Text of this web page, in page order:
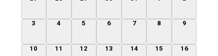
0
3
0
4
0
5
0
6
0
7
0
8
0
9
010
011
012
013
014
015
016